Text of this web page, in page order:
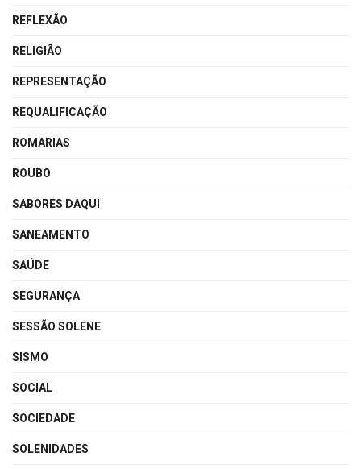
REFLEXÃO
RELIGIÃO
REPRESENTAÇÃO
REQUALIFICAÇÃO
ROMARIAS
ROUBO
SABORES DAQUI
SANEAMENTO
SAÚDE
SEGURANÇA
SESSÃO SOLENE
SISMO
SOCIAL
SOCIEDADE
SOLENIDADES